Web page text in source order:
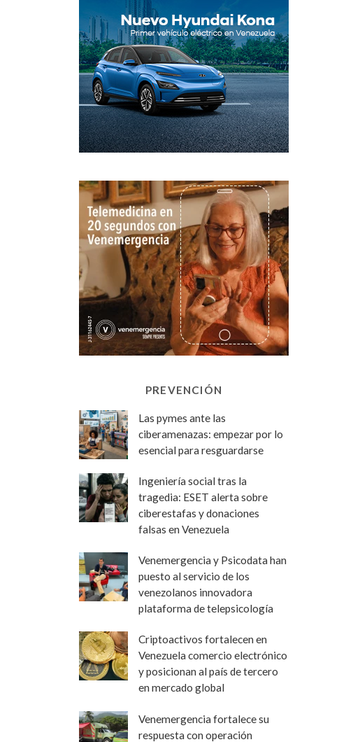
PREVENCIÓN
Las pymes ante las
ciberamenazas: empezar por lo
esencial para resguardarse
Ingeniería social tras la
tragedia: ESET alerta sobre
ciberestafas y donaciones
falsas en Venezuela
Venemergencia y Psicodata han
puesto al servicio de los
venezolanos innovadora
plataforma de telepsicología
Criptoactivos fortalecen en
Venezuela comercio electrónico
y posicionan al país de tercero
en mercado global
Venemergencia fortalece su
respuesta con operación